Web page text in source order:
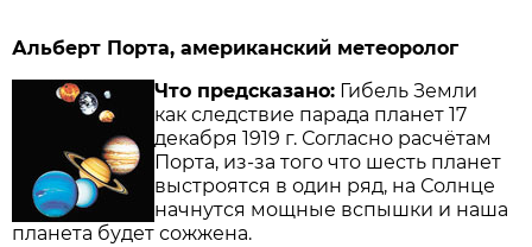
Альберт Порта, американский метеоролог
Что предсказано: Гибель Земли
как следствие парада планет 17
декабря 1919 г. Согласно расчётам
Порта, из-за того что шесть планет
выстроятся в один ряд, на Солнце
начнутся мощные вспышки и наша
планета будет сожжена.